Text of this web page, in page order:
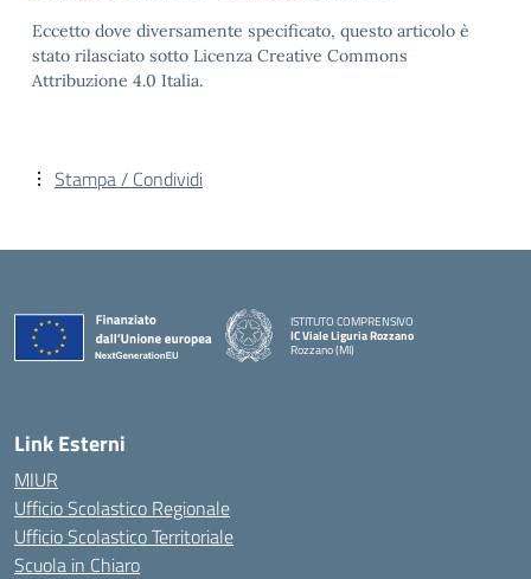
Eccetto dove diversamente specificato, questo articolo è
stato rilasciato sotto Licenza Creative Commons
Attribuzione 4.0 Italia.
Stampa / Condividi
ISTITUTO COMPRENSIVO
IC Viale Liguria Rozzano
Rozzano (MI)
Link Esterni
MIUR
Ufficio Scolastico Regionale
Ufficio Scolastico Territoriale
Scuola in Chiaro